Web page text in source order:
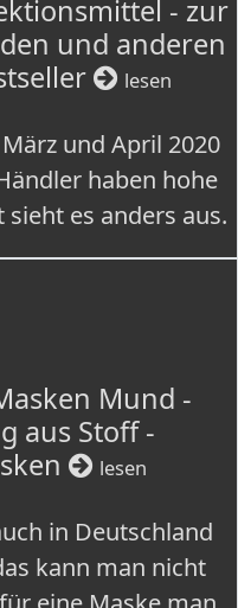
- zur
und anderen
lesen
und April 2020
haben hohe
sieht es anders aus.
Mund -
aus Stoff -
lesen
in Deutschland
kann man nicht